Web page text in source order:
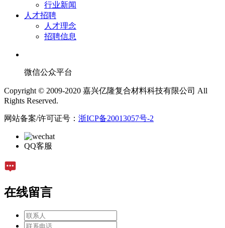
行业新闻
人才招聘
人才理念
招聘信息
微信公众平台
Copyright © 2009-2020 嘉兴亿隆复合材料科技有限公司 All
Rights Reserved.
网站备案/许可证号： 浙ICP备20013057号-2
QQ客服
在线留言